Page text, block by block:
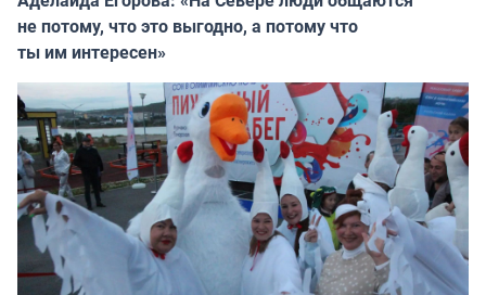
не потому, что это выгодно, а потому что
ты им интересен»